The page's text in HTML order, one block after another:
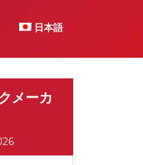
日本語
メーカ